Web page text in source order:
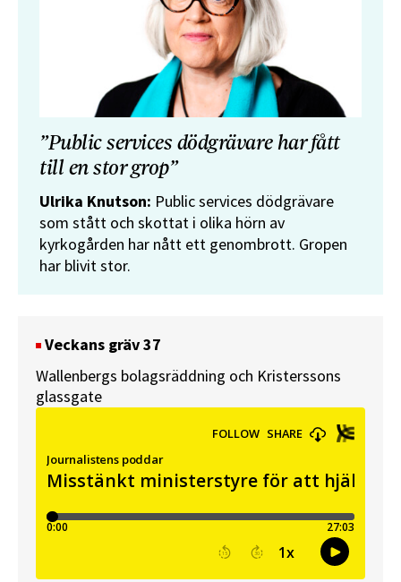
”Public services dödgrävare har fått
till en stor grop”
Ulrika Knutson: Public services dödgrävare
som stått och skottat i olika hörn av
kyrkogården har nått ett genombrott. Gropen
har blivit stor.
Veckans gräv 37
Wallenbergs bolagsräddning och Kristerssons
glassgate